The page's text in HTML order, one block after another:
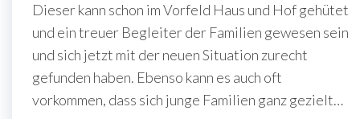
Dieser kann schon im Vorfeld Haus und Hof gehütet
und ein treuer Begleiter der Familien gewesen sein
und sich jetzt mit der neuen Situation zurecht
gefunden haben. Ebenso kann es auch oft
vorkommen, dass sich junge Familien ganz gezielt…